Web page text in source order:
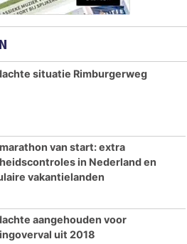
situatie Rimburgerweg
van start: extra
in Nederland en
vakantielanden
aangehouden voor
uit 2018